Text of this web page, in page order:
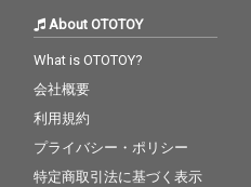
About OTOTOY
What is OTOTOY?
会社概要
利用規約
プライバシー・ポリシー
特定商取引法に基づく表示